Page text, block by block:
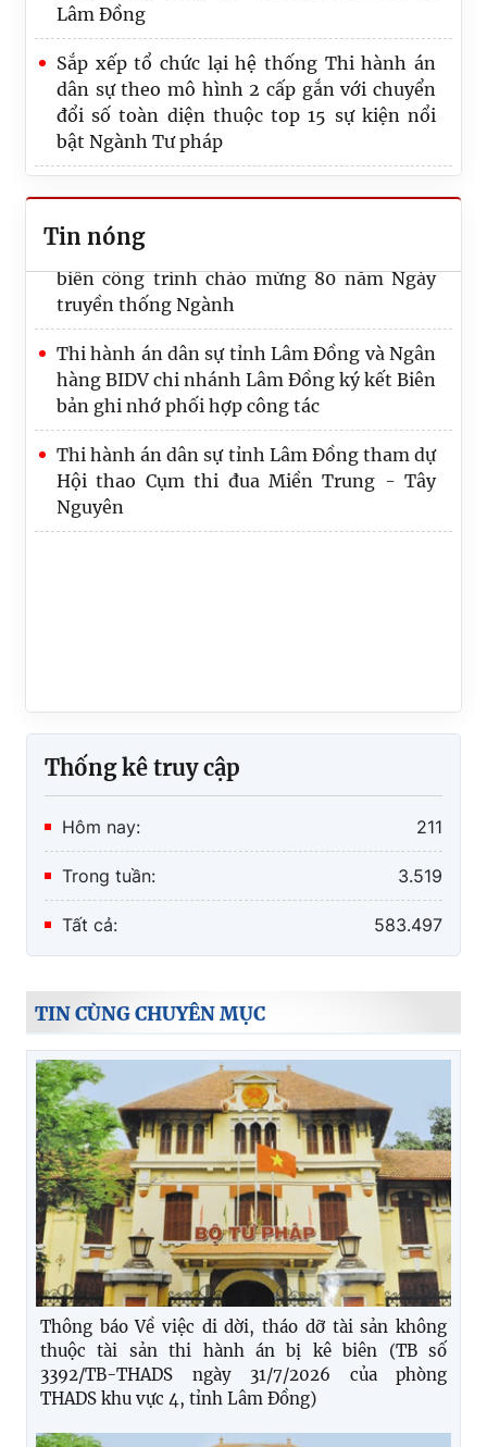
Lâm Đồng
Sắp xếp tổ chức lại hệ thống Thi hành án
dân sự theo mô hình 2 cấp gắn với chuyển
đổi số toàn diện thuộc top 15 sự kiện nổi
bật Ngành Tư pháp
chức
Nữ chấp hành viên “mát tay” khép lại hồ sơ
thi hành án kéo dài 30 năm
Tin nóng
Thi hành án dân sự Lâm Đồng: Bản lĩnh -
Đổi mới, khẳng định vị thế
Nữ cán bộ Thi hành án dân sự Lâm Đồng
Thi hành án dân sự tỉnh Lâm Đồng gắn
truyền thống Ngành
Thi hành án dân sự tỉnh Lâm Đồng và Ngân
hàng BIDV chi nhánh Lâm Đồng ký kết Biên
bản ghi nhớ phối hợp công tác
Thi hành án dân sự tỉnh Lâm Đồng tham dự
Hội thao Cụm thi đua Miền Trung - Tây
Nguyên
Thống kê truy cập
Hôm nay: 211
Trong tuần: 3.519
Tất cả: 583.497
TIN CÙNG CHUYÊN MỤC
Thông báo Về việc di dời, tháo dỡ tài sản không
thuộc tài sản thi hành án bị kê biên (TB số
3392/TB-THADS ngày 31/7/2026 của phòng
THADS khu vực 4, tỉnh Lâm Đồng)